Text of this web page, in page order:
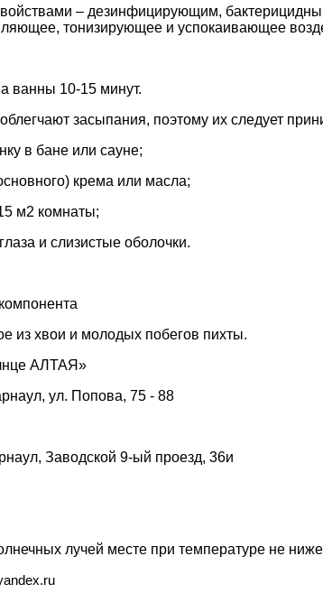
– дезинфицирующим,
тонизирующее и успокаивающее
ванны 10-15 минут.
засыпания, поэтому их следует
в бане или сауне;
крема или масла;
м2 комнаты;
и слизистые оболочки.
из хвои и молодых побегов пихты.
АЛТАЯ»
ул. Попова, 75 - 88
Заводской 9-ый проезд, 36и
лучей месте при температуре не